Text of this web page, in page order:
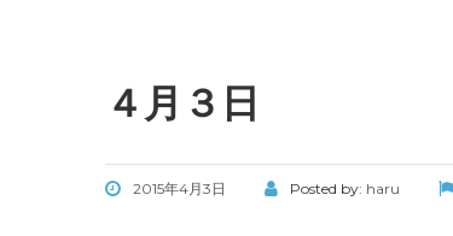
４月３日
2015年4月3日 Posted by: haru